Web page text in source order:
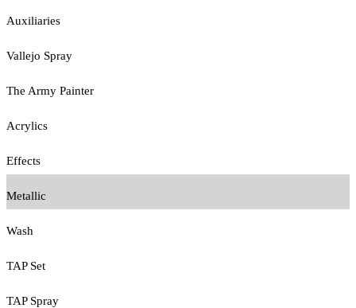
Auxiliaries
Vallejo Spray
The Army Painter
Acrylics
Effects
Metallic
Wash
TAP Set
TAP Spray